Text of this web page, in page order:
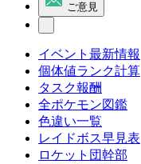
ご意見
イベント最新情報
個体値ランク計算
タスク報酬
全ポケモン図鑑
色違い一覧
レイドボス早見表
ロケット団幹部